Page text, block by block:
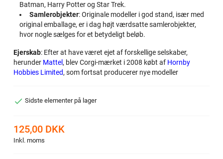
Batman, Harry Potter og Star Trek.
Samlerobjekter: Originale modeller i god stand, især med
original emballage, er i dag højt værdsatte samlerobjekter,
hvor nogle sælges for et betydeligt beløb.
Ejerskab: Efter at have været ejet af forskellige selskaber,
herunder Mattel, blev Corgi-mærket i 2008 købt af Hornby
Hobbies Limited, som fortsat producerer nye modeller
 Sidste elementer på lager
125,00 DKK
Inkl. moms